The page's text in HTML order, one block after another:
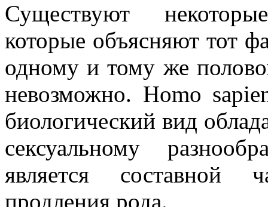
Существуют
которые объясняют тот
одному и тому же
невозможно. Homo
биологический вид
сексуальному
является составной
продления рода.